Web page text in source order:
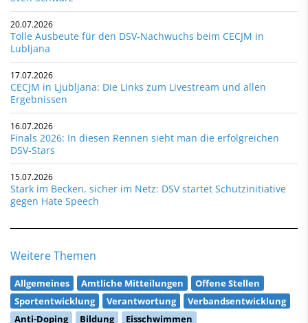
20.07.2026
Tolle Ausbeute für den DSV-Nachwuchs beim CECJM in
Lubljana
17.07.2026
CECJM in Ljubljana: Die Links zum Livestream und allen
Ergebnissen
16.07.2026
Finals 2026: In diesen Rennen sieht man die erfolgreichen
DSV-Stars
15.07.2026
Stark im Becken, sicher im Netz: DSV startet Schutzinitiative
gegen Hate Speech
Weitere Themen
Allgemeines Amtliche Mitteilungen
Offene Stellen
Sportentwicklung
Verantwortung
Verbandsentwicklung
Anti-Doping
Bildung Eisschwimmen